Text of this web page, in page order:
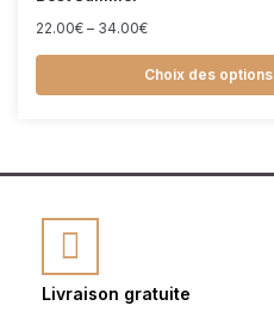
22.00€ – 34.00€
Choix des options
Livraison gratuite